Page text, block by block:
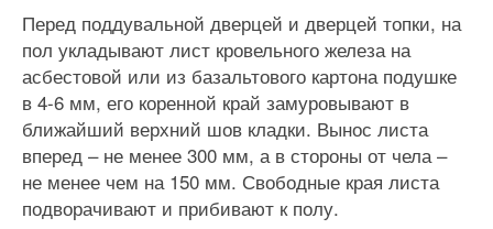
Перед поддувальной дверцей и дверцей топки, на
пол укладывают лист кровельного железа на
асбестовой или из базальтового картона подушке
в 4-6 мм, его коренной край замуровывают в
ближайший верхний шов кладки. Вынос листа
вперед – не менее 300 мм, а в стороны от чела –
не менее чем на 150 мм. Свободные края листа
подворачивают и прибивают к полу.